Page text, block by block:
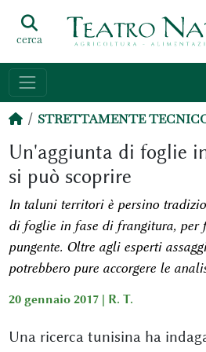
cerca
STRETTAMENTE
Un'aggiunta di foglie
si può scoprire
In taluni territori è persino
di foglie in fase di frangitura, per
pungente. Oltre agli esperti
potrebbero pure accorgere le
20 gennaio 2017 | R. T.
Una ricerca tunisina ha